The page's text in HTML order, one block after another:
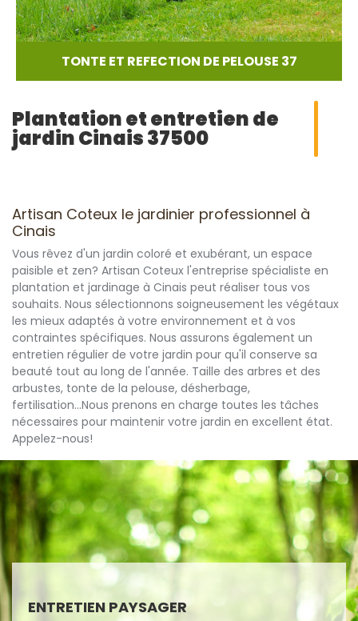
TONTE ET REFECTION DE PELOUSE 37
Plantation et entretien de
jardin Cinais 37500
Artisan Coteux le jardinier professionnel à
Cinais
Vous rêvez d'un jardin coloré et exubérant, un espace
paisible et zen? Artisan Coteux l'entreprise spécialiste en
plantation et jardinage à Cinais peut réaliser tous vos
souhaits. Nous sélectionnons soigneusement les végétaux
les mieux adaptés à votre environnement et à vos
contraintes spécifiques. Nous assurons également un
entretien régulier de votre jardin pour qu'il conserve sa
beauté tout au long de l'année. Taille des arbres et des
arbustes, tonte de la pelouse, désherbage,
fertilisation...Nous prenons en charge toutes les tâches
nécessaires pour maintenir votre jardin en excellent état.
Appelez-nous!
ENTRETIEN PAYSAGER